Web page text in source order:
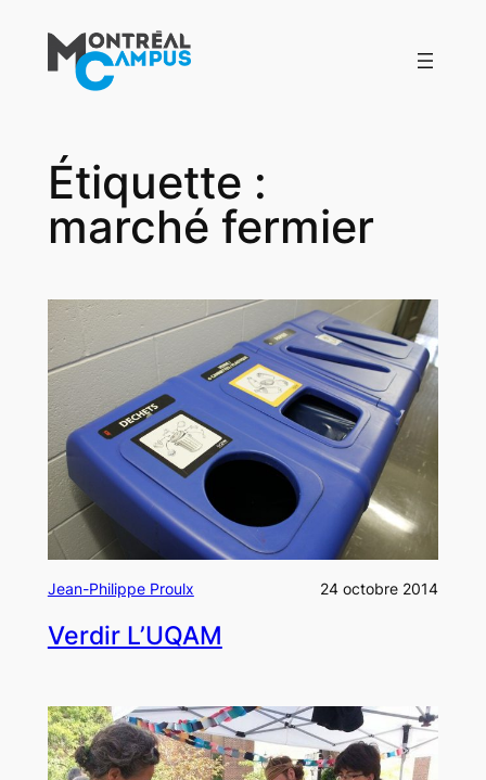
contenu
Étiquette :
marché fermier
Jean-Philippe Proulx 24 octobre 2014
Verdir L’UQAM